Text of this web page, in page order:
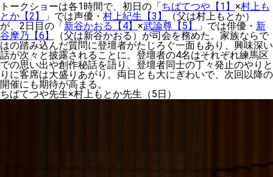
トークショーは各1時間で、初日の「ちばてつや【1】 ×村上も
とか【2】
」では声優・ 村上紀生【3】
（父は村上もとか）
が、2日目の「新谷かおる【4】 ×武論尊【5】 」では俳優・ 新
谷摩乃【6】
（父は新谷かおる）が司会を務めた。家族ならで
はの踏み込んだ質問に登壇者がたじろぐ一面もあり、興味深い
話が次々と披露されることに。登壇者の4名はそれぞれ練馬区
での思い出や創作秘話を語り、登壇者同士の丁々発止のやりと
りに客席は大盛りあがり。両日とも大にぎわいで、次回以降の
開催にも期待が高まる。
ちばてつや先生×村上もとか先生（5日）